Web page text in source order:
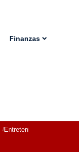
Finanzas
Entretenimiento